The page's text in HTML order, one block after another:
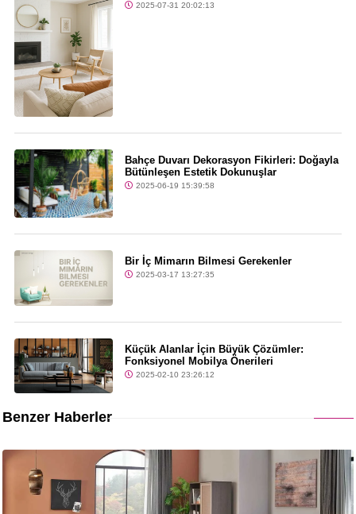
2025-07-31 20:02:13
Bahçe Duvarı Dekorasyon Fikirleri: Doğayla
Bütünleşen Estetik Dokunuşlar
2025-06-19 15:39:58
Bir İç Mimarın Bilmesi Gerekenler
2025-03-17 13:27:35
Küçük Alanlar İçin Büyük Çözümler:
Fonksiyonel Mobilya Önerileri
2025-02-10 23:26:12
Benzer Haberler